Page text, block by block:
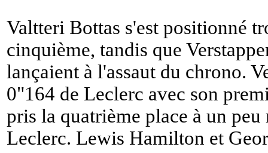
Valtteri Bottas s'est positionné
cinquième, tandis que
lançaient à l'assaut du chrono.
0"164 de Leclerc avec son
pris la quatrième place à un
Leclerc. Lewis Hamilton et